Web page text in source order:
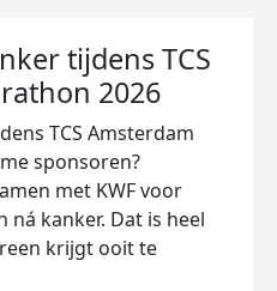
tijdens TCS
2026
TCS Amsterdam
sponsoren?
met KWF voor
ná kanker. Dat is heel
krijgt ooit te